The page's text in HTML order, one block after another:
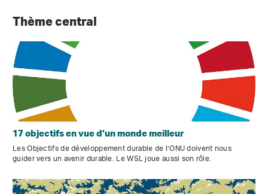
Thème central
17 objectifs en vue d’un monde meilleur
Les Objectifs de développement durable de l’ONU doivent nous
guider vers un avenir durable. Le WSL joue aussi son rôle.